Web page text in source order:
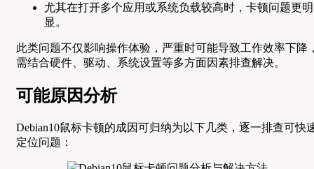
尤其在打开多个应用或系统负载较高时，卡顿问题更明
显。
此类问题不仅影响操作体验，严重时可能导致工作效率下降
需结合硬件、驱动、系统设置等多方面因素排查解决。
可能原因分析
Debian10鼠标卡顿的成因可归纳为以下几类，逐一排查可快
定位问题：